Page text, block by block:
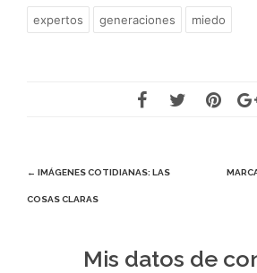
expertos generaciones miedo
Navegación
de
← IMÁGENES COTIDIANAS: LAS
COSAS CLARAS
Mis datos de